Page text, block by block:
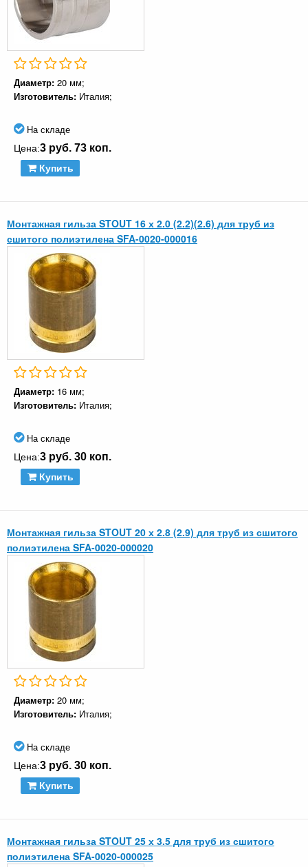
Диаметр: 20 мм;
Изготовитель: Италия;
На складе
Цена:3 руб. 73 коп.
Купить
Монтажная гильза STOUT 16 х 2.0 (2.2)(2.6) для труб из
сшитого полиэтилена SFA-0020-000016
Диаметр: 16 мм;
Изготовитель: Италия;
На складе
Цена:3 руб. 30 коп.
Купить
Монтажная гильза STOUT 20 х 2.8 (2.9) для труб из сшитого
полиэтилена SFA-0020-000020
Диаметр: 20 мм;
Изготовитель: Италия;
На складе
Цена:3 руб. 30 коп.
Купить
Монтажная гильза STOUT 25 х 3.5 для труб из сшитого
полиэтилена SFA-0020-000025